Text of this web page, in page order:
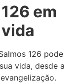
em
126 pode
vida, desde a